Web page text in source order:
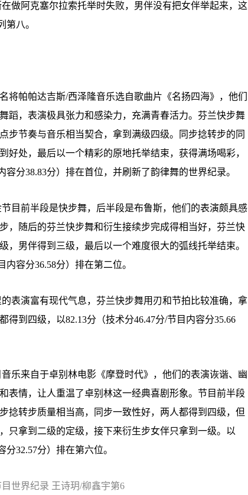
做阿克塞尔拉索托举时失败，男伴没有把女伴举起来，这
第八。
帕帕达吉斯/西泽隆音乐选自歌曲片《名扬四海》，他们
蹈，表演极具张力和感染力，充满青春活力。芬兰快步舞
步节奏与音乐相当契合，拿到满级四级。同步捻转步的同
好处，最后以一个精彩的原地托举结束，获得满场喝彩，
容分38.83分）排在首位，并刷新了韵律舞的世界纪录。
前半段是快步舞，后半段是布鲁斯，他们的表演颇具感
，随后的芬兰快步舞和衍生接续步完成得相当好，芬兰快
，男伴得到三级，最后以一个难度很大的弧线托举结束。
内容分36.58分）排在第二位。
演富有现代气息，芬兰快步舞用刃和节拍比较准确，拿
得到四级，以82.13分（技术分46.47分/节目内容分35.66
来自于卓别林电影《摩登时代》，他们的表演诙谐、幽
表情，让人重温了卓别林这一经典喜剧形象。节目前半段
捻转步质量相当高，同步一致性好，两人都得到四级，但
只拿到二级的定级，接下来衍生步女伴只拿到一级。以
分32.57分）排在第六位。
世界纪录 王诗玥/柳鑫宇第6